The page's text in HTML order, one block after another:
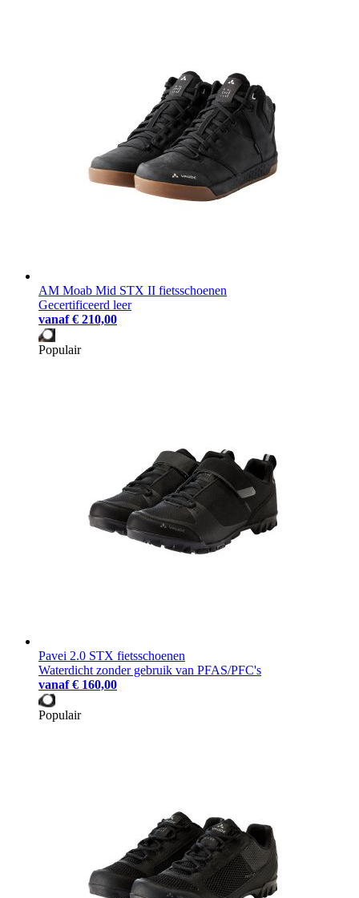
AM Moab Mid STX II fietsschoenen
Gecertificeerd leer
vanaf € 210,00
Populair
Pavei 2.0 STX fietsschoenen
Waterdicht zonder gebruik van PFAS/PFC's
vanaf € 160,00
Populair